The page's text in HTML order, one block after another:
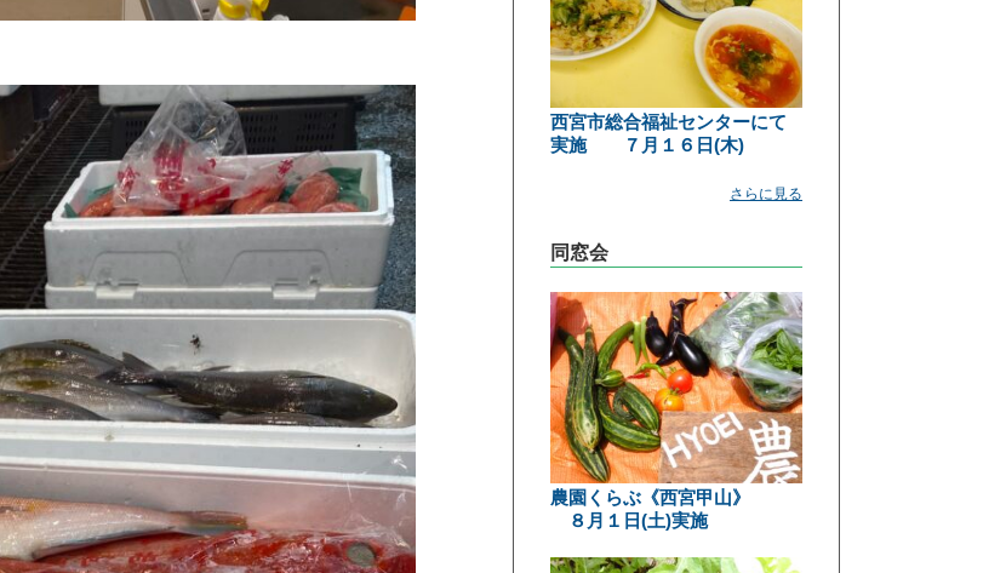
西宮市総合福祉センターにて
実施 ７月１６日(木)
さらに見る
同窓会
農園くらぶ《西宮甲山》
８月１日(土)実施